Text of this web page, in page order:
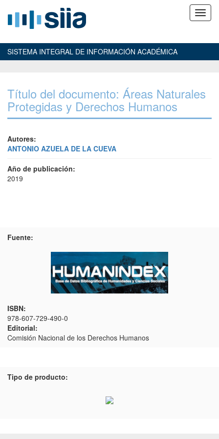
SISTEMA INTEGRAL DE INFORMACIÓN ACADÉMICA
Título del documento: Áreas Naturales
Protegidas y Derechos Humanos
Autores:
ANTONIO AZUELA DE LA CUEVA
Año de publicación:
2019
Fuente:
ISBN:
978-607-729-490-0
Editorial:
Comisión Nacional de los Derechos Humanos
Tipo de producto: